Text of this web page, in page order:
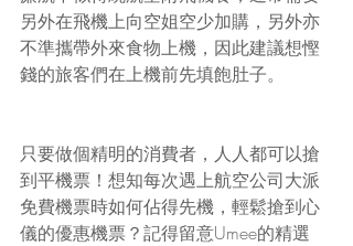
另外在飛機上向空姐空少加購，另外亦
不準攜帶外來食物上機，因此建議想慳
錢的旅客們在上機前先填飽肚子。
只要做個精明的消費者，人人都可以搶
到平機票！想知每次遇上航空公司大派
免費機票時如何佔得先機，輕鬆搶到心
儀的優惠機票？記得留意Umee的精選